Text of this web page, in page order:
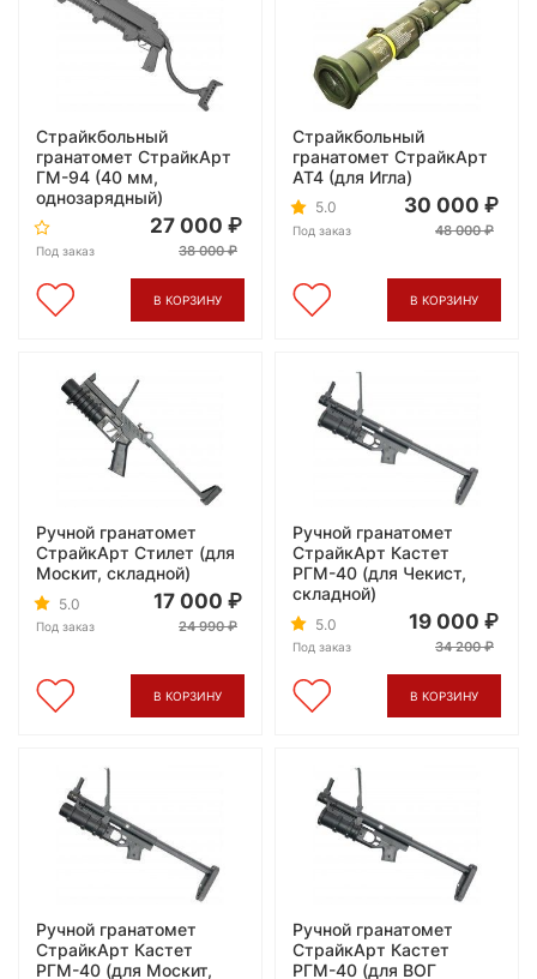
Страйкбольный
гранатомет СтрайкАрт
ГМ-94 (40 мм,
однозарядный)
Под заказ
27 000
38 000
В КОРЗИНУ
Страйкбольный
гранатомет СтрайкАрт
AT4 (для Игла)
5.0
Под заказ
30 000
48 000
В КОРЗИНУ
Ручной гранатомет
СтрайкАрт Стилет (для
Москит, складной)
5.0
Под заказ
17 000
24 990
В КОРЗИНУ
Ручной гранатомет
СтрайкАрт Кастет
РГМ-40 (для Чекист,
складной)
5.0
Под заказ
19 000
34 200
В КОРЗИНУ
Ручной гранатомет
СтрайкАрт Кастет
РГМ-40 (для Москит,
Ручной гранатомет
СтрайкАрт Кастет
РГМ-40 (для ВОГ